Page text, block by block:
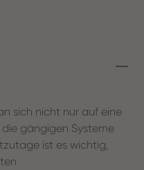
sich nicht nur auf eine
gängigen Systeme
ist es wichtig,